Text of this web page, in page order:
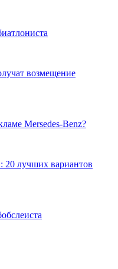
возмещение
Mersedes-Benz?
20 лучших вариантов